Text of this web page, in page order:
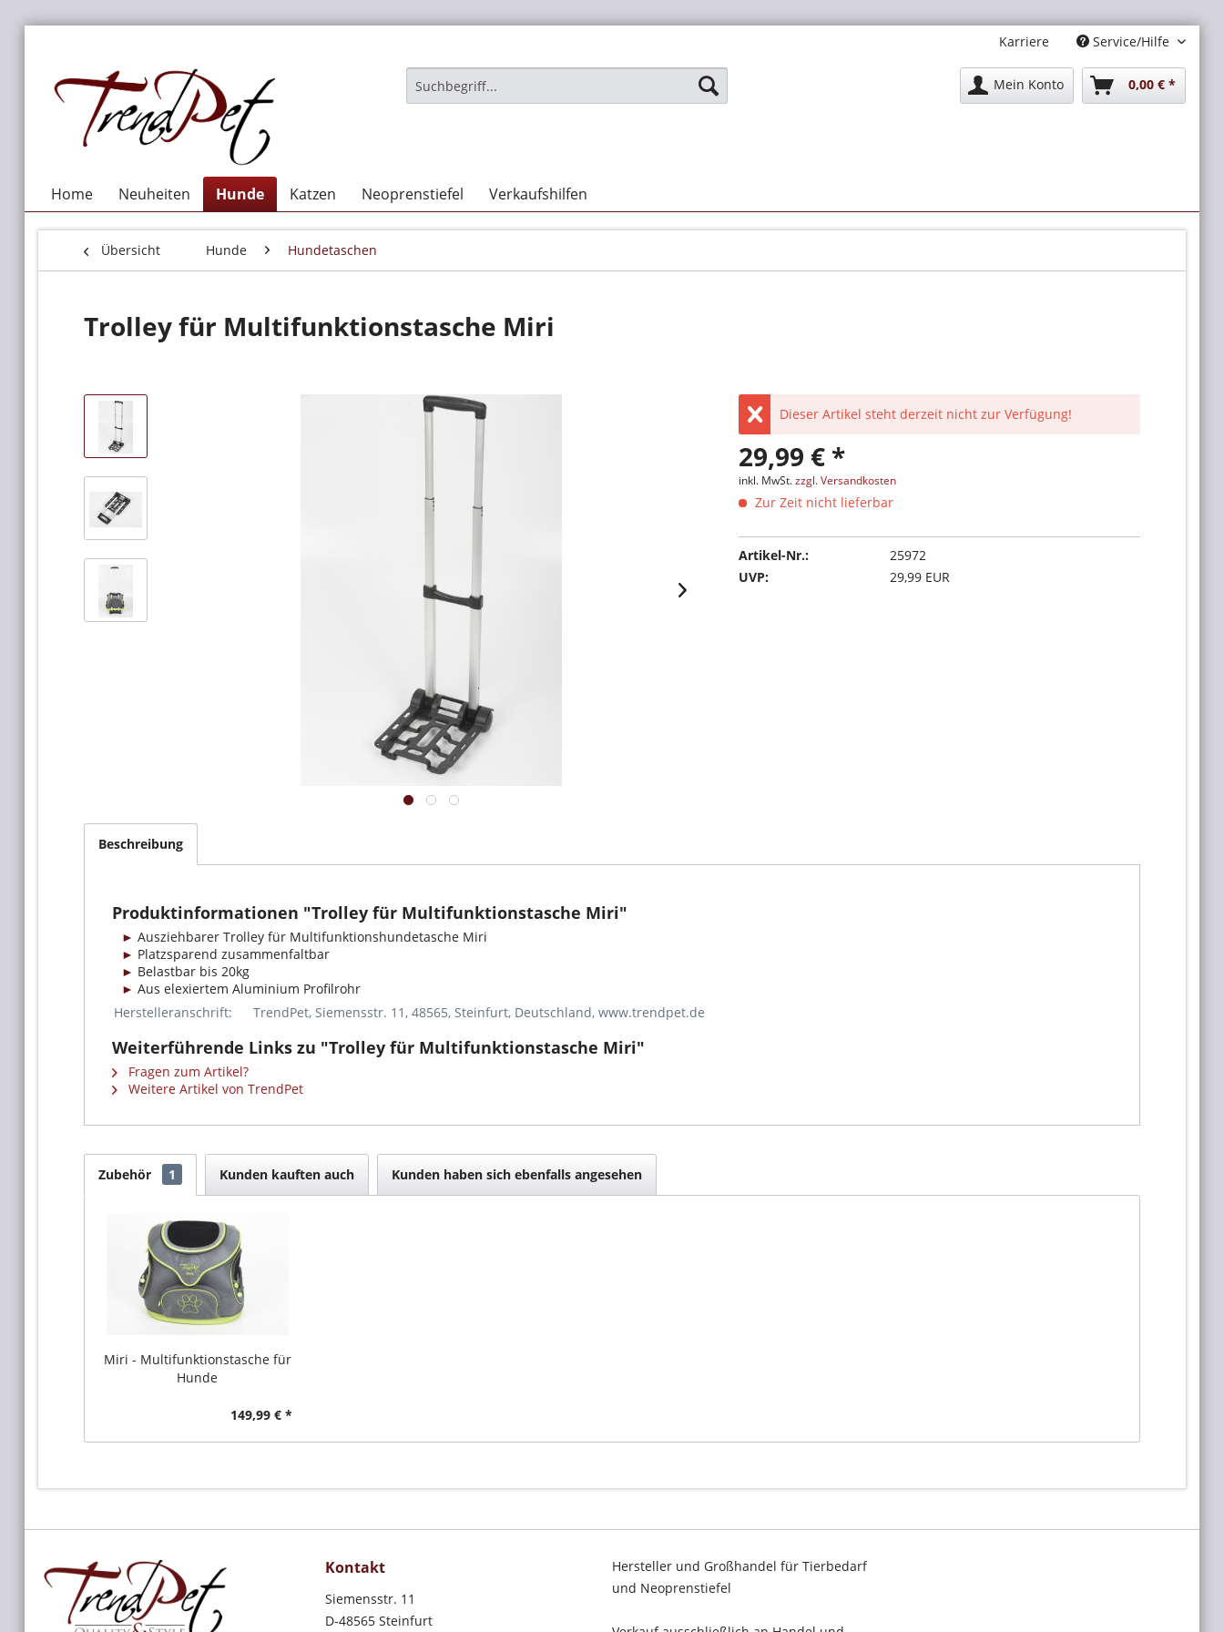
Karriere Service/Hilfe
Mein Konto 0,00 € *
Home Neuheiten Hunde Katzen Neoprenstiefel Verkaufshilfen
Übersicht Hunde Hundetaschen
Trolley für Multifunktionstasche Miri
Dieser Artikel steht derzeit nicht zur Verfügung!
29,99 € *
inkl. MwSt.zzgl. Versandkosten
Zur Zeit nicht lieferbar
Artikel-Nr.:
25972
UVP:
29,99 EUR
Beschreibung
Produktinformationen "Trolley für Multifunktionstasche Miri"
Ausziehbarer Trolley für Multifunktionshundetasche Miri
Platzsparend zusammenfaltbar
Belastbar bis 20kg
Aus elexiertem Aluminium Profilrohr
Herstelleranschrift:
TrendPet, Siemensstr. 11, 48565, Steinfurt, Deutschland, www.trendpet.de
Weiterführende Links zu "Trolley für Multifunktionstasche Miri"
Fragen zum Artikel?
Weitere Artikel von TrendPet
Zubehör 1 Kunden kauften auch Kunden haben sich ebenfalls angesehen
Miri - Multifunktionstasche für
Hunde
149,99 € *
Kontakt
Siemensstr. 11
D-48565 Steinfurt
Hersteller und Großhandel für Tierbedarf
und Neoprenstiefel